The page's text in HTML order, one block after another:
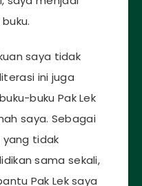
saya tidak
ini juga
buku Pak Lek
saya. Sebagai
tidak
sama sekali,
Pak Lek saya